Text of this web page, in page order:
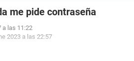
me pide contraseña
a las 11:22
2023 a las 22:57